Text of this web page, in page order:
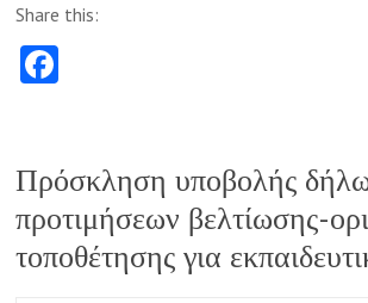
Share this:
o
o
k
Πρόσκληση υποβολής
προτιμήσεων βελτίωσης-
τοποθέτησης για